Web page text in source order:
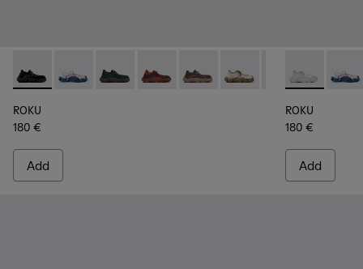
ROKU - K100953-001 - Multicolor Textile Sneakers for Men.
ROKU - K100953-014 - Multicolor Textile Sneakers
ROKU - K100953-012 - Green Sneaker for Men
ROKU - K100953-010 - Burgundy
ROKU - K100953-009 -
ROKU - K100953-008 -
ROKU -ROKU -
ROKU
180 €
Add
ROKU -
ROKU
180 €
Add